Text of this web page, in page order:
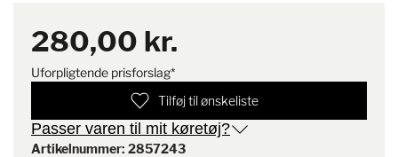
280,00 kr.
Uforpligtende prisforslag*
Tilføj til ønskeliste
Passer varen til mit køretøj?
Artikelnummer: 2857243